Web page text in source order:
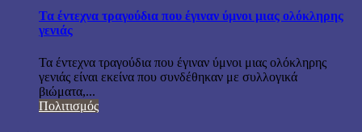
Τα έντεχνα τραγούδια που έγιναν ύμνοι μιας ολόκληρης
γενιάς
Τα έντεχνα τραγούδια που έγιναν ύμνοι μιας ολόκληρης
γενιάς είναι εκείνα που συνδέθηκαν με συλλογικά
βιώματα,...
Πολιτισμός